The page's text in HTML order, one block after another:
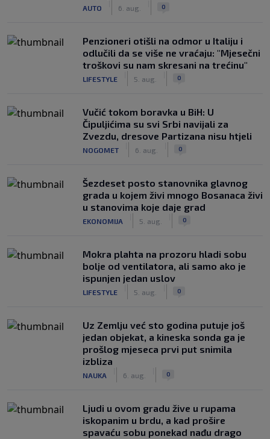
AUTO 6. aug. 0
Penzioneri otišli na odmor u Italiju i
odlučili da se više ne vraćaju: "Mjesečni
troškovi su nam skresani na trećinu"
LIFESTYLE 5. aug. 0
Vučić tokom boravka u BiH: U
Čipuljićima su svi Srbi navijali za
Zvezdu, dresove Partizana nisu htjeli
NOGOMET 6. aug. 0
Šezdeset posto stanovnika glavnog
grada u kojem živi mnogo Bosanaca živi
u stanovima koje daje grad
EKONOMIJA 5. aug. 0
Mokra plahta na prozoru hladi sobu
bolje od ventilatora, ali samo ako je
ispunjen jedan uslov
LIFESTYLE 5. aug. 0
Uz Zemlju već sto godina putuje još
jedan objekat, a kineska sonda ga je
prošlog mjeseca prvi put snimila
izbliza
NAUKA 6. aug. 0
Ljudi u ovom gradu žive u rupama
iskopanim u brdu, a kad prošire
spavaću sobu ponekad nađu drago